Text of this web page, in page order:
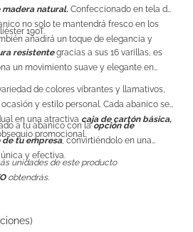
madera natural. Confeccionado en tela de
no solo te mantendrá fresco en los
añadirá un toque de elegancia y
190T.
resistentegracias a sus 16 varillas, es
un movimiento suave y elegante en
de colores vibrantes y llamativos,
y estilo personal. Cada abanico se
en una atractiva caja de cartón básica,
promocional.
a tu abanico con laopción de
tu empresa, convirtiéndolo en una
y efectiva.
unidades de este producto
obtendrás.